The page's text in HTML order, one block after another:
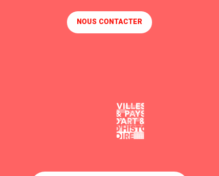
NOUS CONTACTER